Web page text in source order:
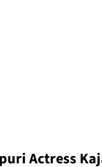
Actress